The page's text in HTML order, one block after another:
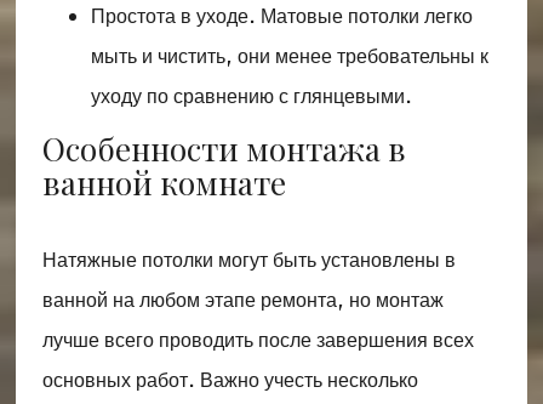
Простота в уходе. Матовые потолки легко
мыть и чистить, они менее требовательны к
уходу по сравнению с глянцевыми.
Особенности монтажа в
ванной комнате
Натяжные потолки могут быть установлены в
ванной на любом этапе ремонта, но монтаж
лучше всего проводить после завершения всех
основных работ. Важно учесть несколько